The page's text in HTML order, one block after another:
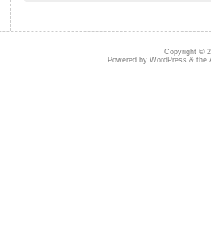
Copyright ©
Powered by WordPress & the